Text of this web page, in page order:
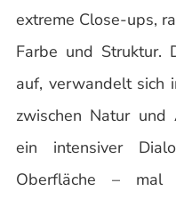
extreme Close-ups,
Farbe und Struktur.
auf, verwandelt sich
zwischen Natur
ein intensiver
Oberfläche –